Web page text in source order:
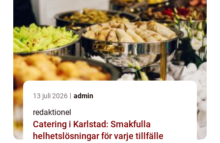
13 juli 2026 admin
redaktionel
Catering i Karlstad: Smakfulla
helhetslösningar för varje tillfälle